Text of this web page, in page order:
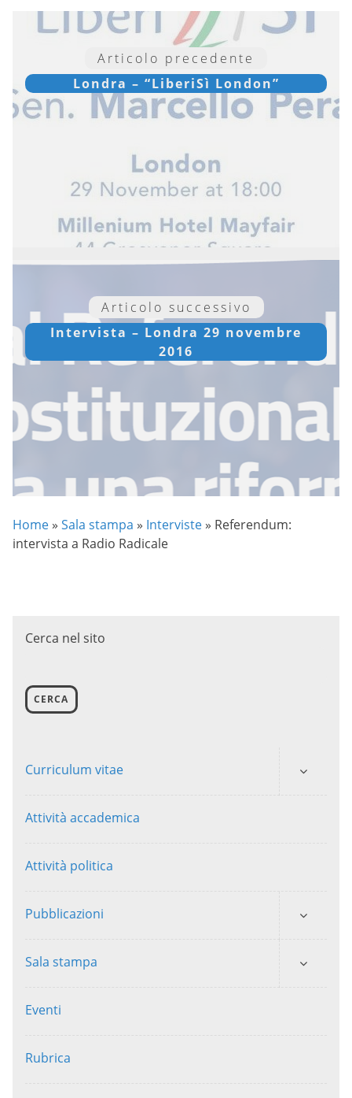
Articolo precedente
Londra – “LiberiSì London”
Articolo successivo
Intervista – Londra 29 novembre
2016
Home » Sala stampa » Interviste » Referendum:
intervista a Radio Radicale
Cerca nel sito
CERCA
Curriculum vitae
Attività accademica
Attività politica
Pubblicazioni
Sala stampa
Eventi
Rubrica